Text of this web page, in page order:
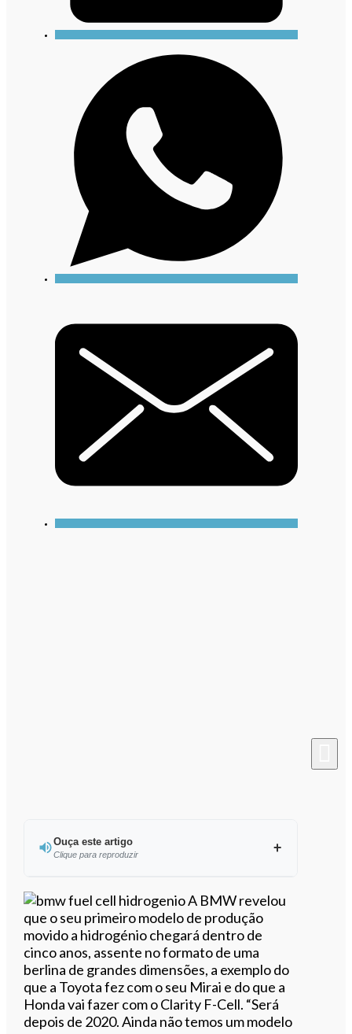
Ouça este artigo
Clique para reproduzir
Ouvir este artigoA BMW revelou
que o seu primeiro modelo de produção
movido a hidrogénio chegará dentro de
cinco anos, assente no formato de uma
berlina de grandes dimensões, a exemplo do
que a Toyota fez com o seu Mirai e do que a
Honda vai fazer com o Clarity F-Cell. “Será
depois de 2020. Ainda não temos um modelo